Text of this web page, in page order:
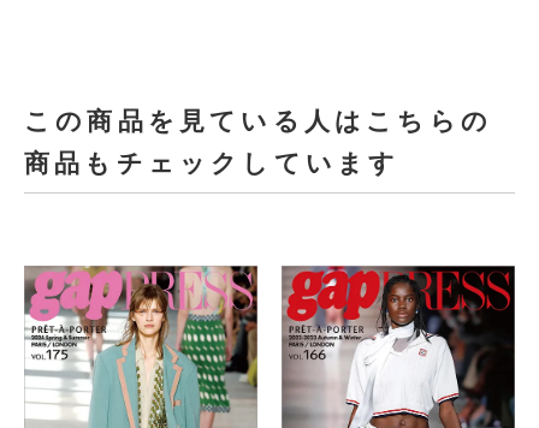
この商品を見ている人はこちらの
商品もチェックしています